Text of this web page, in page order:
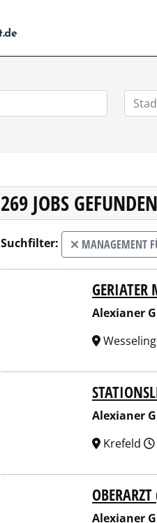
269 JOBS GEFUNDEN
Suchfilter: MANAGEMENT
Alexianer
Wesseling
Alexianer
Krefeld
Alexianer